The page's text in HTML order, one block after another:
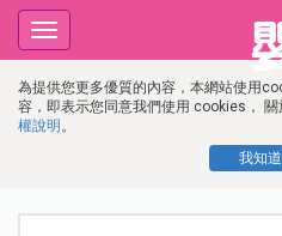
為提供您更多優質的內容，本網站使用
容，即表示您同意我們使用 cookies，
權說明 。
我知
Toggle
navigation